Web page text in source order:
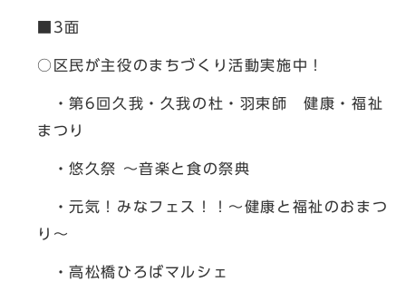
■3面
○区民が主役のまちづくり活動実施中！
・第6回久我・久我の杜・羽束師 健康・福祉
まつり
・悠久祭 ～音楽と食の祭典
・元気！みなフェス！！～健康と福祉のおまつ
り～
・高松橋ひろばマルシェ